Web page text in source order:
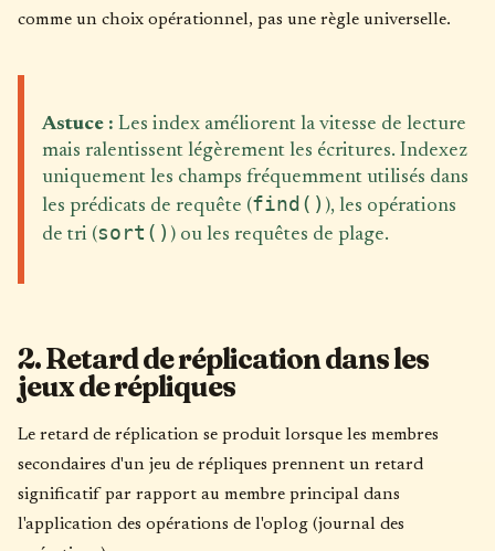
comme un choix opérationnel, pas une règle universelle.
Astuce : Les index améliorent la vitesse de lecture
mais ralentissent légèrement les écritures. Indexez
uniquement les champs fréquemment utilisés dans
les prédicats de requête (find() ), les opérations
de tri (sort() ) ou les requêtes de plage.
2. Retard de réplication dans les
jeux de répliques
Le retard de réplication se produit lorsque les membres
secondaires d'un jeu de répliques prennent un retard
significatif par rapport au membre principal dans
l'application des opérations de l'oplog (journal des